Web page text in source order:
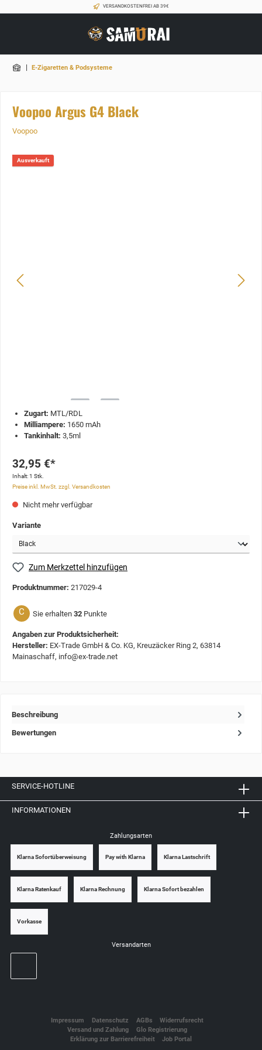
VERSANDKOSTENFREI AB 39€
| E-Zigaretten & Podsysteme
Voopoo Argus G4 Black
Voopoo
Ausverkauft
Zugart: MTL/RDL
Milliampere: 1650 mAh
Tankinhalt: 3,5ml
32,95 €*
Inhalt:1 Stk.
Preise inkl. MwSt. zzgl. Versandkosten
Nicht mehr verfügbar
Variante
Zum Merkzettel hinzufügen
Produktnummer: 217029-4
C Sie erhalten 32 Punkte
Angaben zur Produktsicherheit:
Hersteller: EX-Trade GmbH & Co. KG, Kreuzäcker Ring 2, 63814
Mainaschaff, info@ex-trade.net
Beschreibung
Bewertungen
SERVICE-HOTLINE
INFORMATIONEN
Zahlungsarten
Klarna Sofortüberweisung Pay with Klarna Klarna Lastschrift
Klarna Ratenkauf Klarna Rechnung Klarna Sofort bezahlen
Vorkasse
Versandarten
Impressum Datenschutz AGBs
Widerrufsrecht
Versand und Zahlung
Glo Registrierung
Erklärung zur Barrierefreiheit
Job Portal